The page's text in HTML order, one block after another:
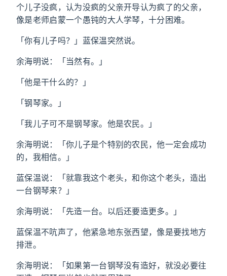
个儿子没疯，认为没疯的父亲开导认为疯了的父亲，
像是老师启蒙一个愚钝的大人学琴，十分困难。
「你有儿子吗？」蓝保温突然说。
余海明说：「当然有。」
「他是干什么的？」
「钢琴家。」
「我儿子可不是钢琴家。他是农民。」
余海明说：「你儿子是个特别的农民，他一定会成功
的，我相信。」
蓝保温说：「就靠我这个老头，和你这个老头，造出
一台钢琴来？」
余海明说：「先造一台。以后还要造更多。」
蓝保温不吭声了，他紧急地东张西望，像是要找地方
排泄。
余海明说：「如果第一台钢琴没有造好，就没必要往